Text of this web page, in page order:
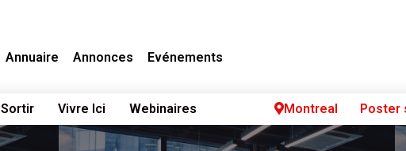
Annuaire Annonces Evénements
Sortir Vivre Ici Webinaires Montreal Poster